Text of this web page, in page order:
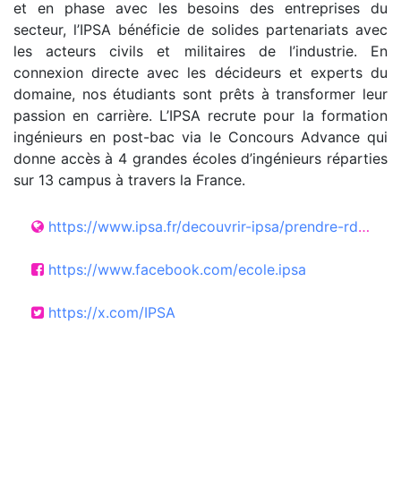
et en phase avec les besoins des entreprises du
secteur, l’IPSA bénéficie de solides partenariats avec
les acteurs civils et militaires de l’industrie. En
connexion directe avec les décideurs et experts du
domaine, nos étudiants sont prêts à transformer leur
passion en carrière. L’IPSA recrute pour la formation
ingénieurs en post-bac via le Concours Advance qui
donne accès à 4 grandes écoles d’ingénieurs réparties
sur 13 campus à travers la France.
https://www.ipsa.fr/decouvrir-ipsa/prendre-rdv/
https://www.facebook.com/ecole.ipsa
https://x.com/IPSA